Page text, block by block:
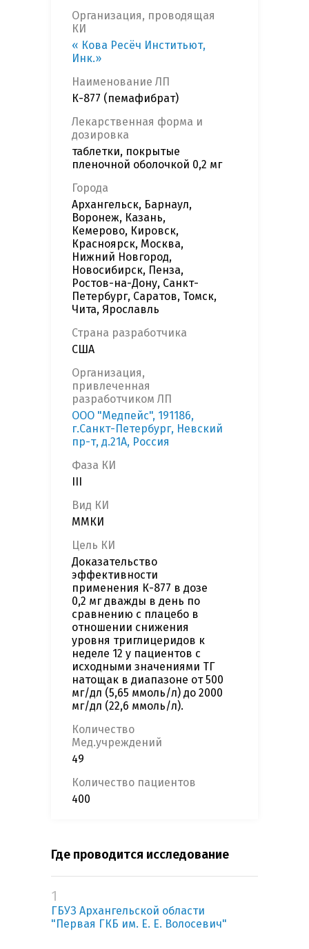
Организация, проводящая
КИ
« Кова Ресёч Инститьют,
Инк.»
Наименование ЛП
К-877 (пемафибрат)
Лекарственная форма и
дозировка
таблетки, покрытые
пленочной оболочкой 0,2 мг
Города
Архангельск, Барнаул,
Воронеж, Казань,
Кемерово, Кировск,
Красноярск, Москва,
Нижний Новгород,
Новосибирск, Пенза,
Ростов-на-Дону, Санкт-
Петербург, Саратов, Томск,
Чита, Ярославль
Страна разработчика
США
Организация,
привлеченная
разработчиком ЛП
ООО "Медпейс", 191186,
г.Санкт-Петербург, Невский
пр-т, д.21А, Россия
Фаза КИ
Вид КИ
ММКИ
Цель КИ
Доказательство
эффективности
применения К-877 в дозе
0,2 мг дважды в день по
сравнению с плацебо в
отношении снижения
уровня триглицеридов к
неделе 12 у пациентов с
исходными значениями ТГ
натощак в диапазоне от 500
мг/дл (5,65 ммоль/л) до 2000
мг/дл (22,6 ммоль/л).
Количество
Мед.учреждений
49
Количество пациентов
400
Где проводится исследование
1
ГБУЗ Архангельской области
"Первая ГКБ им. Е. Е. Волосевич"